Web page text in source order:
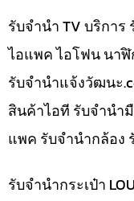
รับจำนำ TV บริกา
ไอแพค ไอโฟน นา
รับจํานําแจ้งวัฒนะ
สินค้าไอที รับจำนำ
แพค รับจำนำกล้อง
รับจำนำกระเป๋า